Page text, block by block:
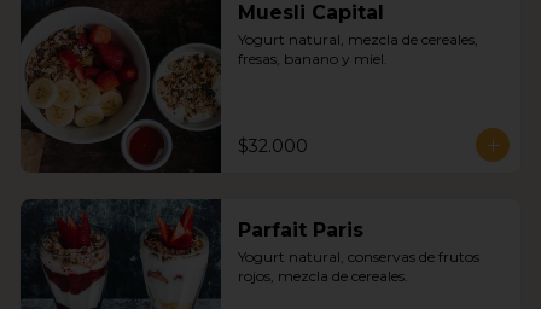
Muesli Capital
Yogurt natural, mezcla de cereales,
fresas, banano y miel.
$32.000
Parfait Paris
Yogurt natural, conservas de frutos
rojos, mezcla de cereales.